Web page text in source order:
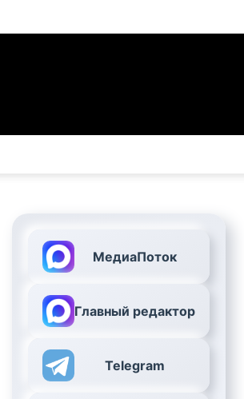
МедиаПоток
Главный редактор
Telegram